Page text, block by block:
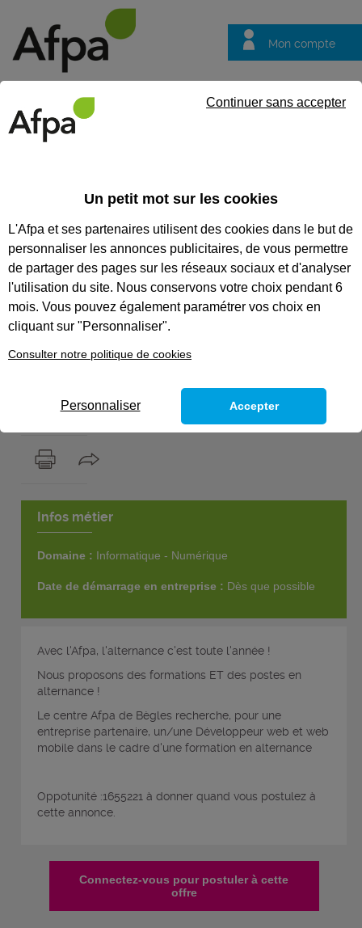
Mon compte
questions
Contrat d'apprentissage
Développeur web et web
mobile - Contrat en
alternance Bègles
Nouvelle-AquitainePubliée le 14/04/2026
Infos métier
Domaine : Informatique - Numérique
Date de démarrage en entreprise : Dès que possible
Avec l'Afpa, l'alternance c'est toute l'année !
Nous proposons des formations ET des postes en
alternance !
Le centre Afpa de Bègles recherche, pour une
entreprise partenaire, un/une Développeur web et web
mobile dans le cadre d'une formation en alternance
Oppotunité :1655221 à donner quand vous postulez à
cette annonce.
Connectez-vous pour postuler à cette
offre
REF : 0242965
Un petit mot sur les cookies
L'Afpa et ses partenaires utilisent des cookies dans le but de
personnaliser les annonces publicitaires, de vous permettre
de partager des pages sur les réseaux sociaux et d'analyser
l'utilisation du site. Nous conservons votre choix pendant 6
mois. Vous pouvez également paramétrer vos choix en
cliquant sur "Personnaliser".
Consulter notre politique de cookies
Continuer sans accepter
Personnaliser Accepter